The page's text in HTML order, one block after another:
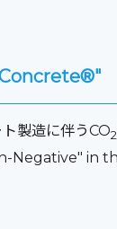
製造に伴うCO2
Negative" in